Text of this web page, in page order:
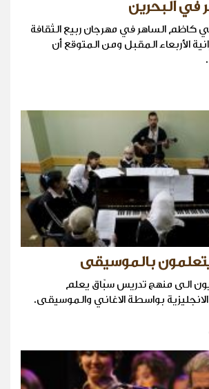
في البحرين
كاظم الساهر في مهرجان ربيع الثقافة
الأربعاء المقبل ومن المتوقع أن
بالموسيقى
الى منهج تدريس سبّاق يعلم
بواسطة الاغاني والموسيقى.